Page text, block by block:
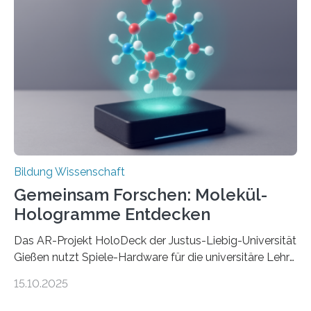
Wissenskategorien verschwimmen. Das zeigt neue
Forschung von Gianluca Carnabuci, Professor of
Organizational Behavior an der ESMT Berlin, und
Balázs Kovács, Professor an der Yale School of
Management. Die Forscher kommen zu dem Schluss,
dass Patente…
Bildung Wissenschaft
Gemeinsam Forschen: Molekül-
Hologramme Entdecken
Das AR-Projekt HoloDeck der Justus-Liebig-Universität
Gießen nutzt Spiele-Hardware für die universitäre Lehre
bekannte Augmented-Reality-Technologie (AR) hält
15.10.2025